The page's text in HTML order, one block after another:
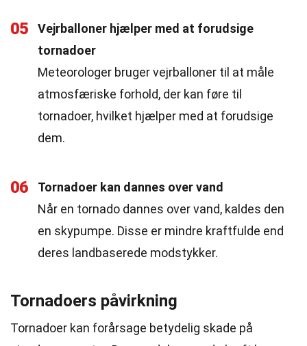
05
Vejrballoner hjælper med at forudsige
tornadoer
Meteorologer bruger vejrballoner til at måle
atmosfæriske forhold, der kan føre til
tornadoer, hvilket hjælper med at forudsige
dem.
06
Tornadoer kan dannes over vand
Når en tornado dannes over vand, kaldes den
en skypumpe. Disse er mindre kraftfulde end
deres landbaserede modstykker.
Tornadoers påvirkning
Tornadoer kan forårsage betydelig skade på